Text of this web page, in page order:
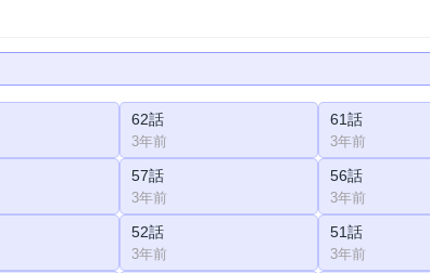
62話
3年前
61話
3年前
57話
3年前
56話
3年前
52話
3年前
51話
3年前